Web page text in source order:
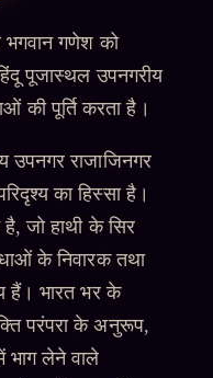
भगवान गणेश को
पूजास्थल उपनगरीय
की पूर्ति करता है।
राजाजिनगर
का हिस्सा है।
जो हाथी के सिर
के निवारक तथा
भारत भर के
परंपरा के अनुरूप,
भाग लेने वाले